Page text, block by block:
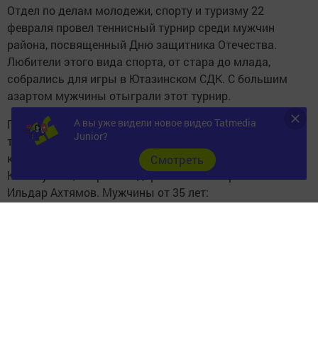
Отдел по делам молодежи, спорту и туризму 22
февраля провел теннисный турнир среди мужчин
района, посвященный Дню защитника Отечества.
Любители этого вида спорта, от стара до млада,
собрались для игры в Ютазинском СДК. С большим
азартом мужчины отыграли этот турнир.
Победители первенства района по настольному
теннису были определены в двух возрастных
категориях. Мужчины до 35 лет: первое место - Раиль
Калимуллин, второе - Айдар Солтанов и третье место
Ильдар Ахтямов. Мужчины от 35 лет:
А вы уже видели новое видео Tatmedia
Junior?
Cмотреть